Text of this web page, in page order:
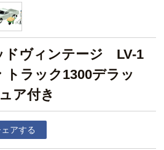
ドヴィンテージ LV-1
トラック1300デラッ
ア付き
アする